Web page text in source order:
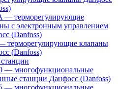
— терморегулирующие
с электронным управлением
(Danfoss)
терморегулирующие клапаны
(Danfoss)
— многофункциональные
станции Данфосс (Danfoss)
— многофункциональные